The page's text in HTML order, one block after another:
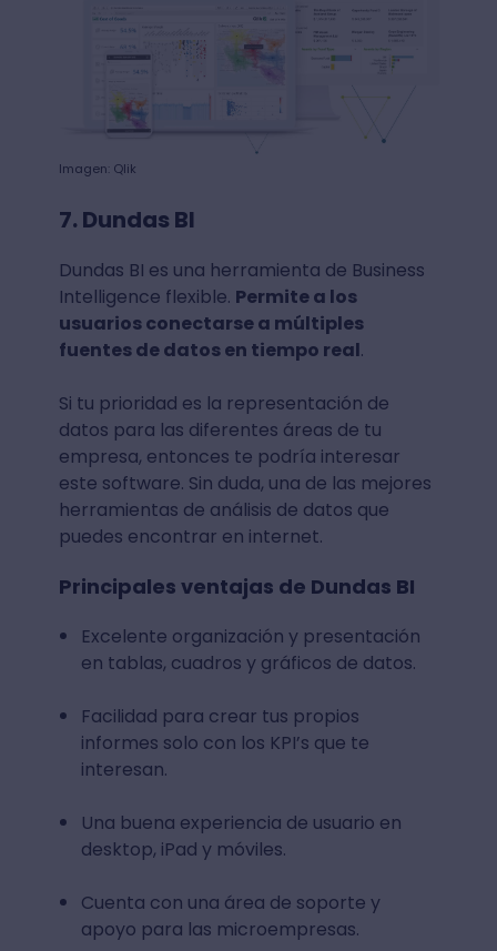
Imagen: Qlik
7. Dundas BI
Dundas BI es una herramienta de Business
Intelligence flexible. Permite a los
usuarios conectarse a múltiples
fuentes de datos en tiempo real.
Si tu prioridad es la representación de
datos para las diferentes áreas de tu
empresa, entonces te podría interesar
este software. Sin duda, una de las mejores
herramientas de análisis de datos que
puedes encontrar en internet.
Principales ventajas de Dundas BI
Excelente organización y presentación
en tablas, cuadros y gráficos de datos.
Facilidad para crear tus propios
informes solo con los KPI’s que te
interesan.
Una buena experiencia de usuario en
desktop, iPad y móviles.
Cuenta con una área de soporte y
apoyo para las microempresas.